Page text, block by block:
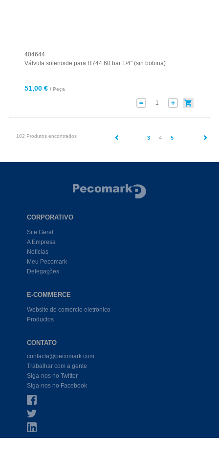
404644
Válvula solenoide para R744 60 bar 1/4" (sin bobina)
51,00 € / Peça
102 Produtos encontrados 3 4(current)
5
CORPORATIVO
Site Geral
A Empresa
Notícias
Meu Pecomark
Delegações
E-COMMERCE
Website de comércio eletrônico
Productos
CONTATO
contacta@pecomark.com
Trabalhar com a gente
Siga-nos no Twitter
Siga-nos no Facebook